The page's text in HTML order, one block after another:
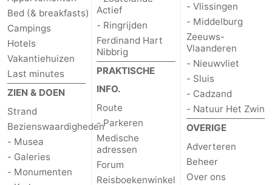
Bed (& breakfasts)
Campings
Hotels
Vakantiehuizen
Last minutes
ZIEN & DOEN
Strand
Bezienswaardigheden
- Musea
- Galeries
- Monumenten
Actief
- Ringrijden
Ferdinand Hart
Nibbrig
PRAKTISCHE
INFO.
Route
- Parkeren
Medische
adressen
Forum
Reisboekenwinkel
- Vlissingen
- Middelburg
Zeeuws-
Vlaanderen
- Nieuwvliet
- Sluis
- Cadzand
- Natuur Het Zwin
OVERIGE
Adverteren
Beheer
Over ons